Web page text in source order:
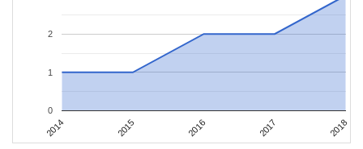
2014 2015 2016 2017 2018
0
1
2